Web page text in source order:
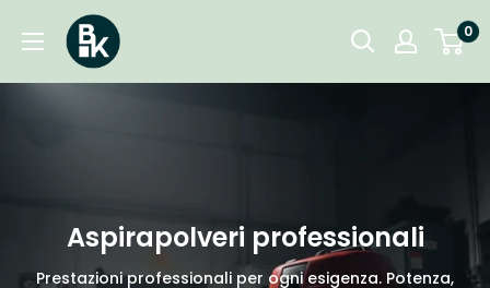
contenuto
BKgarden.ch 0
Aspirapolveri professionali
Prestazioni professionali per ogni esigenza. Potenza,